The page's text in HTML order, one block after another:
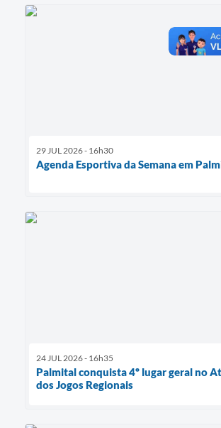
29 JUL 2026 - 16h30
Agenda Esportiva da Semana em
24 JUL 2026 - 16h35
Palmital conquista 4º lugar geral no
dos Jogos Regionais